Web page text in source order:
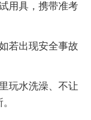
用具，携带准考
若出现安全事故
玩水洗澡、不让